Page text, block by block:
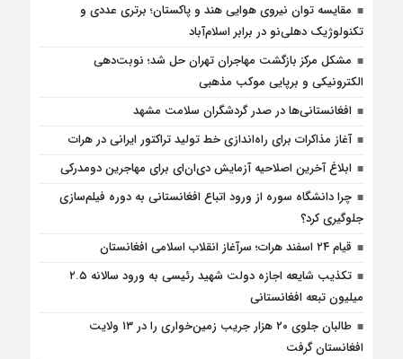
مقایسه توان نیروی هوایی هند و پاکستان؛ برتری عددی و
تکنولوژیک دهلی‌نو در برابر اسلام‌آباد
مشکل مرکز بازگشت مهاجران تهران حل شد؛ نوبت‌دهی
الکترونیکی و برپایی موکب مذهبی
افغانستانی‌ها در صدر گردشگران سلامت مشهد
آغاز مذاکرات برای راه‌اندازی خط تولید تراکتور ایرانی در هرات
ابلاغ آخرین اصلاحیه آزمایش دی‌ان‌ای برای مهاجرین دومدرکی
چرا دانشگاه سوره از ورود اتباع افغانستانی به دوره فیلم‌سازی
جلوگیری کرد؟
قیام ۲۴ اسفند هرات؛ سرآغاز انقلاب اسلامی افغانستان
تکذیب شایعه اجازه دولت شهید رئیسی به ورود سالانه ۲.۵
میلیون تبعه افغانستانی
طالبان جلوی ۲۰ هزار جریب زمین‌خواری را در ۱۳ ولایت
افغانستان گرفت